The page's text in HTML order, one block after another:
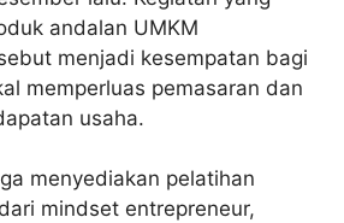
andalan UMKM
menjadi kesempatan bagi
memperluas pemasaran dan
usaha.
menyediakan pelatihan
mindset entrepreneur,